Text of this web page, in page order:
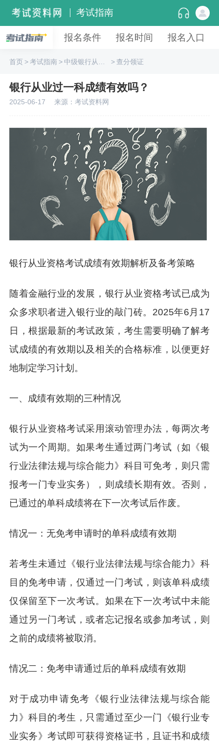
考试指南
报名条件 报名时间 报名入口
首页>考试指南> > 查分领证
银行从业过一科成绩有效吗？
2025-06-17 来源：考试资料网
银行从业资格考试成绩有效期解析及备考策略
随着金融行业的发展，银行从业资格考试已成为
众多求职者进入银行业的敲门砖。2025年6月17
日，根据最新的考试政策，考生需要明确了解考
试成绩的有效期以及相关的合格标准，以便更好
地制定学习计划。
一、成绩有效期的三种情况
银行从业资格考试采用滚动管理办法，每两次考
试为一个周期。如果考生通过两门考试（如《银
行业法律法规与综合能力》科目可免考，则只需
报考一门专业实务），则成绩长期有效。否则，
已通过的单科成绩将在下一次考试后作废。
情况一：无免考申请时的单科成绩有效期
若考生未通过《银行业法律法规与综合能力》科
目的免考申请，仅通过一门考试，则该单科成绩
仅保留至下一次考试。如果在下一次考试中未能
通过另一门考试，或者忘记报名或参加考试，则
之前的成绩将被取消。
情况二：免考申请通过后的单科成绩有效期
对于成功申请免考《银行业法律法规与综合能
力》科目的考生，只需通过至少一门《银行业专
业实务》考试即可获得资格证书，且证书和成绩